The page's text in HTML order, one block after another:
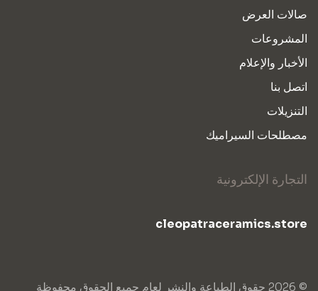
صالات العرض
المشروعات
الأخبار والإعلام
اتصل بنا
التنزيلات
مصطلحات السيراميك
التجارة الإلكترونية
cleopatraceramics.store
© 2026 حقوق الطباعة والنشر لعام جميع الحقوق محفوظة